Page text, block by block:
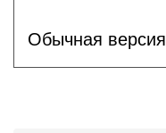
Обычная версия